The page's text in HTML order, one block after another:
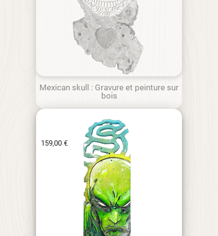
Mexican skull : Gravure et peinture sur
bois
159,00 €